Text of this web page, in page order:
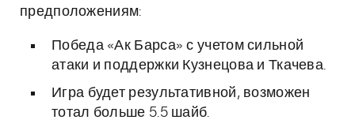
предположениям:
Победа «Ак Барса» с учетом сильной
атаки и поддержки Кузнецова и Ткачева.
Игра будет результативной, возможен
тотал больше 5.5 шайб.